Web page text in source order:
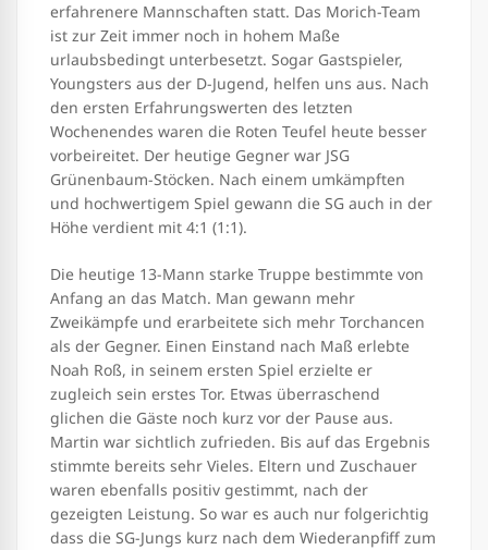
erfahrenere Mannschaften statt. Das Morich-Team
ist zur Zeit immer noch in hohem Maße
urlaubsbedingt unterbesetzt. Sogar Gastspieler,
Youngsters aus der D-Jugend, helfen uns aus. Nach
den ersten Erfahrungswerten des letzten
Wochenendes waren die Roten Teufel heute besser
vorbeireitet. Der heutige Gegner war JSG
Grünenbaum-Stöcken. Nach einem umkämpften
und hochwertigem Spiel gewann die SG auch in der
Höhe verdient mit 4:1 (1:1).
Die heutige 13-Mann starke Truppe bestimmte von
Anfang an das Match. Man gewann mehr
Zweikämpfe und erarbeitete sich mehr Torchancen
als der Gegner. Einen Einstand nach Maß erlebte
Noah Roß, in seinem ersten Spiel erzielte er
zugleich sein erstes Tor. Etwas überraschend
glichen die Gäste noch kurz vor der Pause aus.
Martin war sichtlich zufrieden. Bis auf das Ergebnis
stimmte bereits sehr Vieles. Eltern und Zuschauer
waren ebenfalls positiv gestimmt, nach der
gezeigten Leistung. So war es auch nur folgerichtig
dass die SG-Jungs kurz nach dem Wiederanpfiff zum